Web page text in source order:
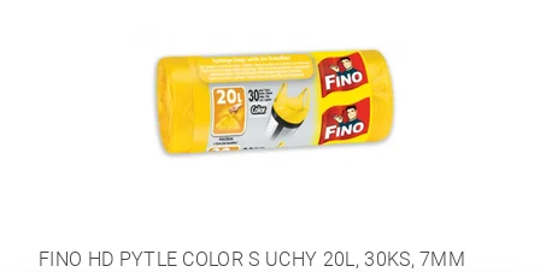
FINO HD PYTLE COLOR S UCHY 20L, 30KS, 7ΜM